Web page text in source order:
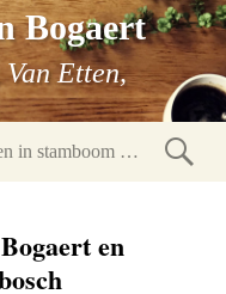
Bogaert
Etten,
en